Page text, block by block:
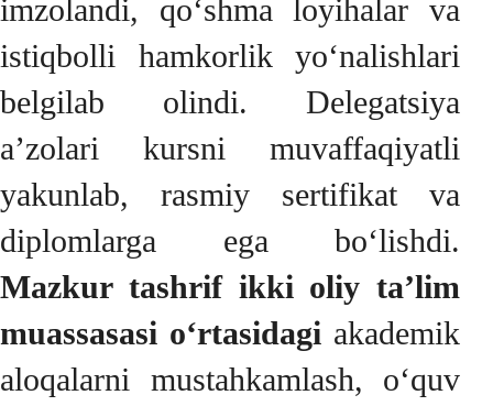
imzolandi, qo‘shma loyihalar va
istiqbolli hamkorlik yo‘nalishlari
belgilab olindi. Delegatsiya
a’zolari kursni muvaffaqiyatli
yakunlab, rasmiy sertifikat va
diplomlarga ega bo‘lishdi.
Mazkur tashrif ikki oliy ta’lim
muassasasi o‘rtasidagi akademik
aloqalarni mustahkamlash, o‘quv